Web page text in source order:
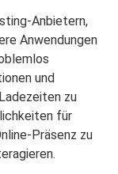
Anbietern,
Anwendungen
und
zu
für
Präsenz zu